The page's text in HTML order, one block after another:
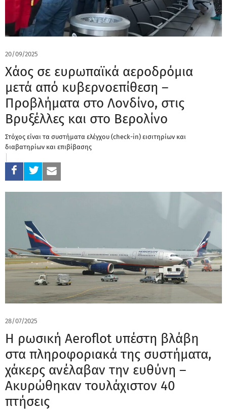
20/09/2025
Χάος σε ευρωπαϊκά αεροδρόμια
μετά από κυβερνοεπίθεση –
Προβλήματα στο Λονδίνο, στις
Βρυξέλλες και στο Βερολίνο
Στόχος είναι τα συστήματα ελέγχου (check-in) εισιτηρίων και
διαβατηρίων και επιβίβασης
28/07/2025
Η ρωσική Aeroflot υπέστη βλάβη
στα πληροφοριακά της συστήματα,
χάκερς ανέλαβαν την ευθύνη –
Ακυρώθηκαν τουλάχιστον 40
πτήσεις